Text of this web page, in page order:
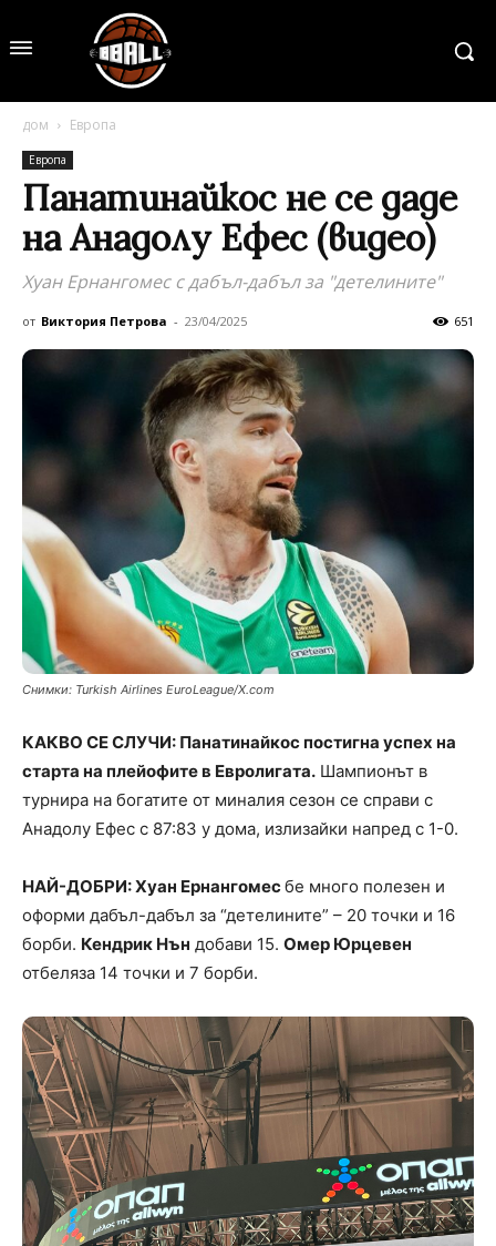
дом Европа
Европа
Панатинайкос не се даде
на Анадолу Ефес (видео)
Хуан Ернангомес с дабъл-дабъл за "детелините"
от Виктория Петрова - 23/04/2025 651
Снимки: Turkish Airlines EuroLeague/X.com
КАКВО СЕ СЛУЧИ: Панатинайкос постигна успех на
старта на плейофите в Евролигата. Шампионът в
турнира на богатите от миналия сезон се справи с
Анадолу Ефес с 87:83 у дома, излизайки напред с 1-0.
НАЙ-ДОБРИ: Хуан Ернангомесбе много полезен и
оформи дабъл-дабъл за “детелините” – 20 точки и 16
борби. Кендрик Нън добави 15. Омер Юрцевен
отбеляза 14 точки и 7 борби.